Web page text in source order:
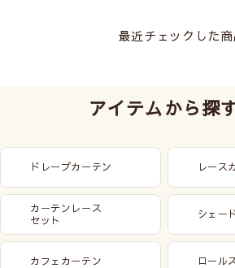
最近チェックした
アイテムから探
ドレープカーテン レース
カーテンレース
セット
シェー
カフェカーテン ロール